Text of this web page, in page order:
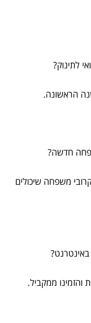
לתינוק?
הראשונה.
חדשה?
משפחה שיכולים
והזמינו ממקביל.